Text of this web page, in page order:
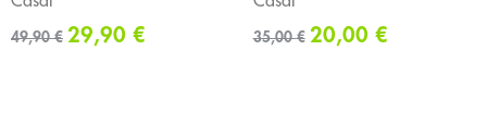
49,90€ 29,90 € 35,00€ 20,00 €